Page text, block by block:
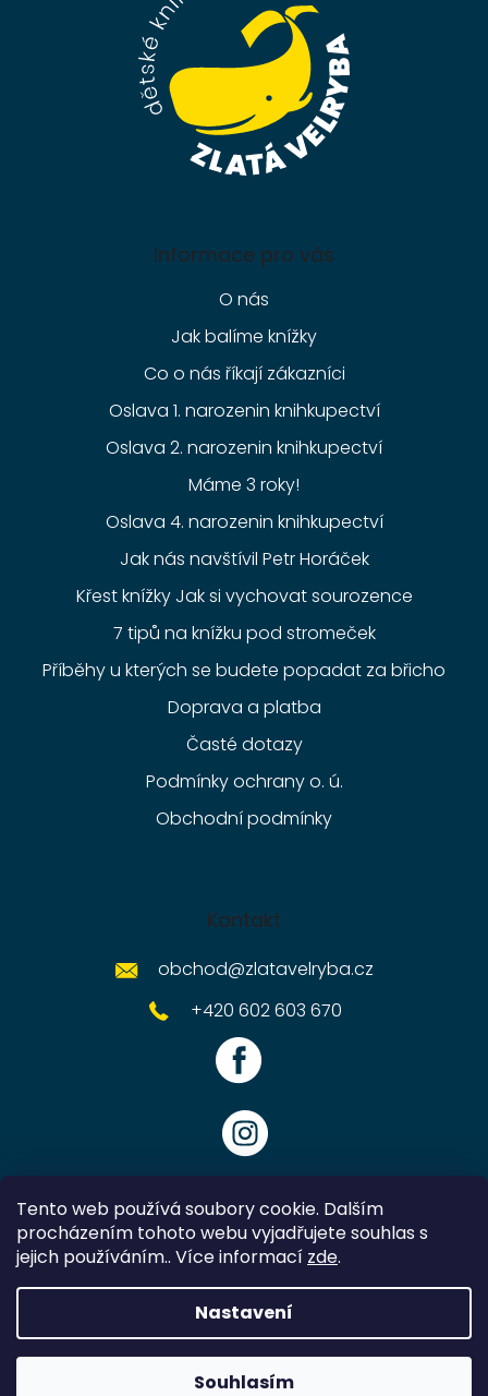
Tento web používá soubory cookie. Dalším
procházením tohoto webu vyjadřujete souhlas s
jejich používáním.. Více informací zde.
Nastavení
Souhlasím
Informace pro vás
O nás
Jak balíme knížky
Co o nás říkají zákazníci
Oslava 1. narozenin knihkupectví
Oslava 2. narozenin knihkupectví
Máme 3 roky!
Oslava 4. narozenin knihkupectví
Jak nás navštívil Petr Horáček
Křest knížky Jak si vychovat sourozence
7 tipů na knížku pod stromeček
Příběhy u kterých se budete popadat za břicho
Doprava a platba
Časté dotazy
Podmínky ochrany o. ú.
Obchodní podmínky
Kontakt
obchod@zlatavelryba.cz
+420 602 603 670
Vytvořil Shoptet
Zlatavelryba.cz. Všechna práva vyhrazena.